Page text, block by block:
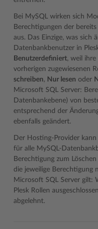
Bei MySQL wirken sich
Berechtigungen der
aus. Das Einzige, was sich
Datenbankbenutzer in
Benutzerdefiniert, weil
vorherigen zugewiesenen
schreiben, Nur lesen oder
Microsoft SQL Server:
Datenbankebene) von
entsprechend der
ebenfalls geändert.
Der Hosting-Provider
für alle MySQL-
Berechtigung zum
die jeweilige Berechtigung
Microsoft SQL Server gilt:
Plesk Rollen
abgelehnt.